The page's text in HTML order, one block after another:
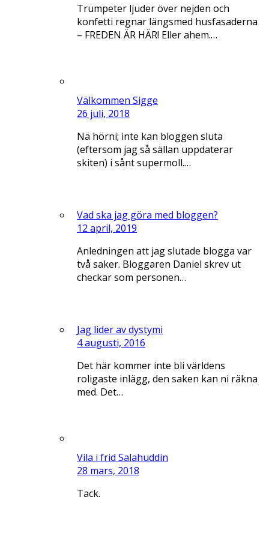
Trumpeter ljuder över nejden och
konfetti regnar längsmed husfasaderna
– FREDEN ÄR HÄR! Eller ahem.…
Välkommen Sigge
26 juli, 2018
Nä hörni; inte kan bloggen sluta
(eftersom jag så sällan uppdaterar
skiten) i sånt supermoll.…
Vad ska jag göra med bloggen?
12 april, 2019
Anledningen att jag slutade blogga var
två saker. Bloggaren Daniel skrev ut
checkar som personen…
Jag lider av dystymi
4 augusti, 2016
Det här kommer inte bli världens
roligaste inlägg, den saken kan ni räkna
med. Det…
Vila i frid Salahuddin
28 mars, 2018
Tack.